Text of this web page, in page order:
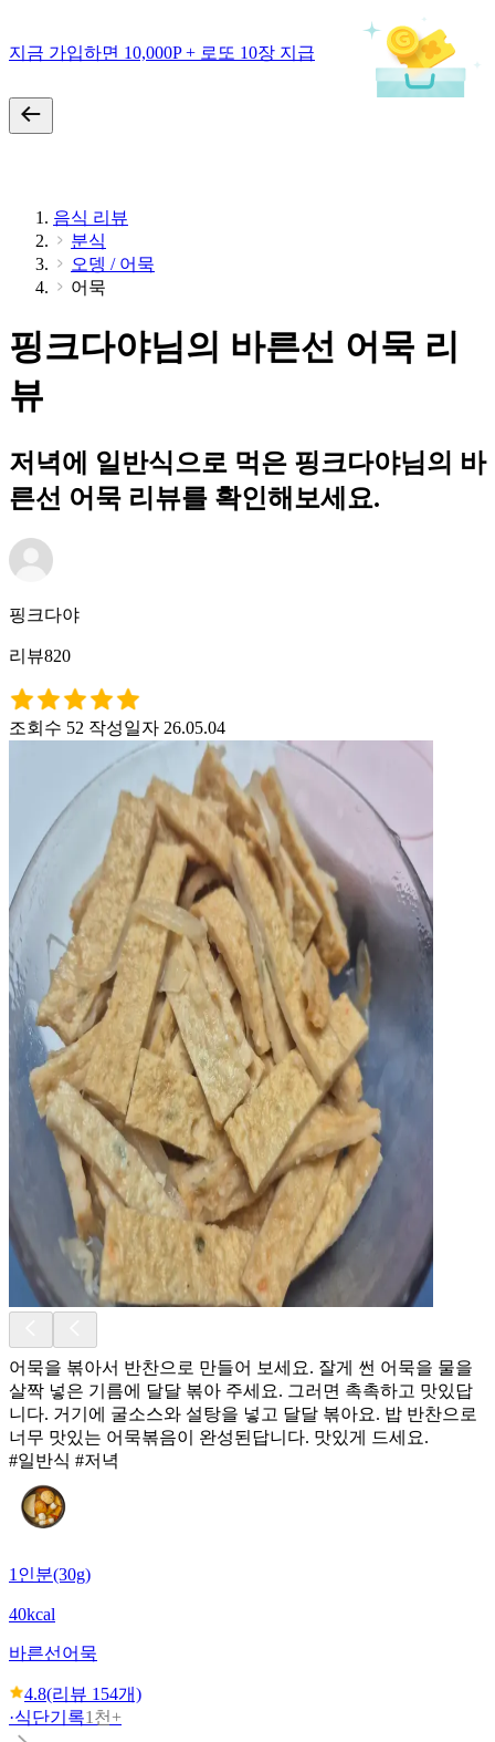
지금 가입하면 10,000P + 로또 10장 지급
음식 리뷰
분식
오뎅 / 어묵
어묵
핑크다야님의 바른선 어묵 리
뷰
저녁에 일반식으로 먹은 핑크다야님의 바
른선 어묵 리뷰를 확인해보세요.
핑크다야
리뷰820
조회수 52 작성일자 26.05.04
어묵을 볶아서 반찬으로 만들어 보세요. 잘게 썬 어묵을 물을
살짝 넣은 기름에 달달 볶아 주세요. 그러면 촉촉하고 맛있답
니다. 거기에 굴소스와 설탕을 넣고 달달 볶아요. 밥 반찬으로
너무 맛있는 어묵볶음이 완성된답니다. 맛있게 드세요.
#일반식 #저녁
1인분(30g)
40kcal
바른선 어묵
4.8(리뷰 154개)
·식단기록1천+